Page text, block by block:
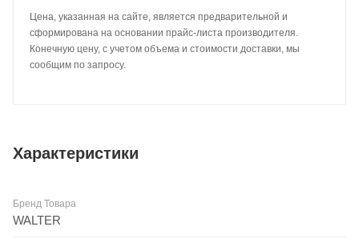
Цена, указанная на сайте, является предварительной и
сформирована на основании прайс-листа производителя.
Конечную цену, с учетом объема и стоимости доставки, мы
сообщим по запросу.
Характеристики
Бренд Товара
WALTER